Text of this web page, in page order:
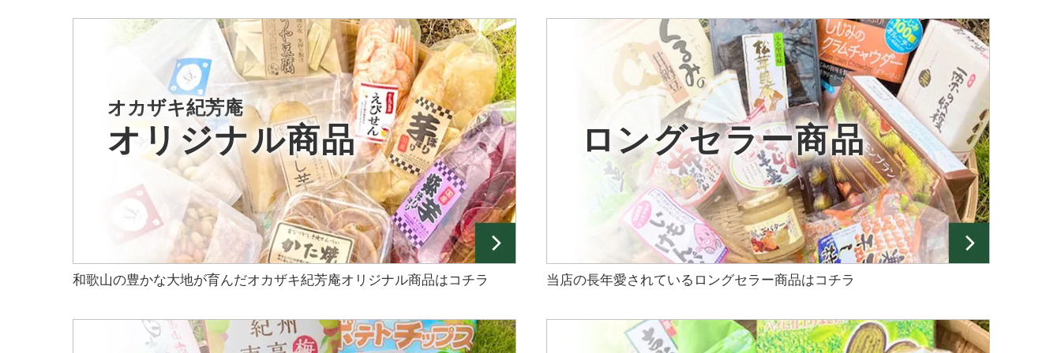
オカザキ紀芳庵
オリジナル商品
和歌山の豊かな大地が育んだオカザキ紀芳庵オリジナル商品はコチラ
ロングセラー商品
当店の長年愛されているロングセラー商品はコチラ